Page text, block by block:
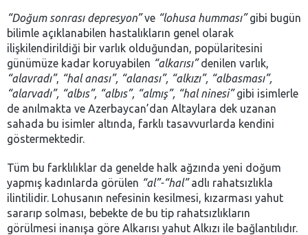
“Doğum sonrası depresyon”ve “lohusa humması”gibi bugün
bilimle açıklanabilen hastalıkların genel olarak
ilişkilendirildiği bir varlık olduğundan, popülaritesini
günümüze kadar koruyabilen “alkarısı”denilen varlık,
“alavradı”, “hal anası”, “alanası”, “alkızı”, “albasması”,
“alarvadı”, “albıs”, “albıs”, “almış”, “hal ninesi”gibi isimlerle
de anılmakta ve Azerbaycan’dan Altaylara dek uzanan
sahada bu isimler altında, farklı tasavvurlarda kendini
göstermektedir.
Tüm bu farklılıklar da genelde halk ağzında yeni doğum
yapmış kadınlarda görülen “al”-“hal”adlı rahatsızlıkla
ilintilidir. Lohusanın nefesinin kesilmesi, kızarması yahut
sararıp solması, bebekte de bu tip rahatsızlıkların
görülmesi inanışa göre Alkarısı yahut Alkızı ile bağlantılıdır.